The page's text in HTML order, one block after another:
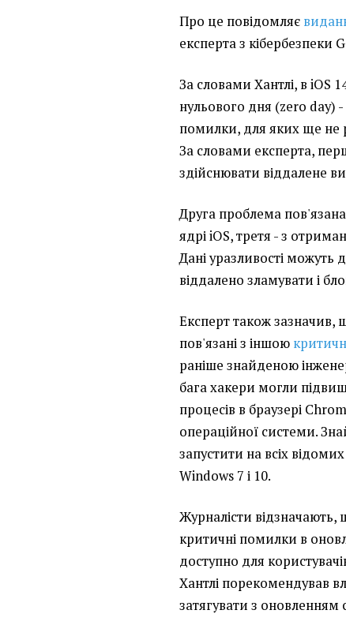
Про це повідомляє
експерта з кібербезпеки
За словами Хантлі, в iOS
нульового дня (zero day)
помилки, для яких ще не
За словами експерта,
здійснювати віддалене
Друга проблема
ядрі iOS, третя - з
Дані уразливості
віддалено зламувати і
Експерт також зазначив,
пов'язані з іншою
раніше знайденою
бага хакери могли
процесів в браузері
операційної системи.
запустити на всіх
Windows 7 і 10.
Журналісти
критичні помилки в
доступно для
Хантлі порекомендував
затягувати з оновленням